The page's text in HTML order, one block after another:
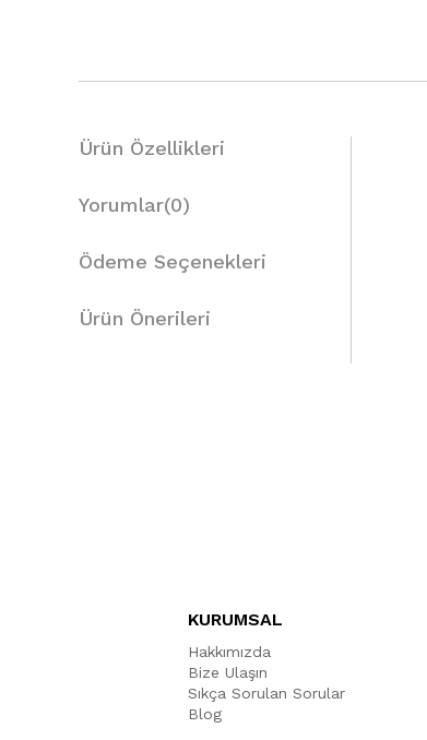
Ürün Özellikleri
Yorumlar(0)
Ödeme Seçenekleri
Ürün Önerileri
KURUMSAL
Hakkımızda
Bize Ulaşın
Sıkça Sorulan Sorular
Blog